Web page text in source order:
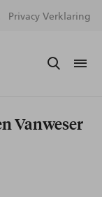
Privacy Verklaring
Vanweser